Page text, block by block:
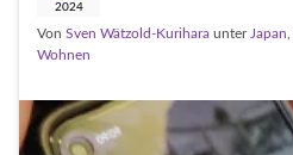
2024
Von Sven Wätzold-Kurihara unter Japan
Wohnen